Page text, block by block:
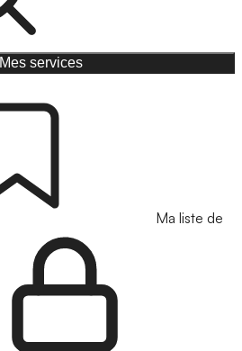
Mes services
Ma liste de